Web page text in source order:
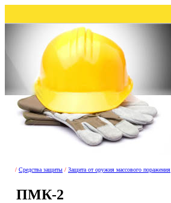
/ Средства защиты / Защита от оружия массового поражения
ПМК-2